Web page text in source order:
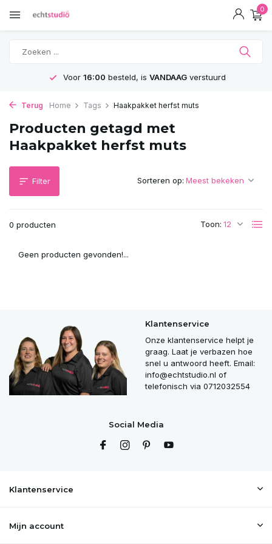
0
Voor 16:00 besteld, is VANDAAGverstuurd
Terug Home Tags Haakpakket herfst muts
Producten getagd met
Haakpakket herfst muts
Filter
0 producten Toon:
Sorteren op:
Geen producten gevonden!...
Klantenservice
Onze klantenservice helpt je
graag. Laat je verbazen hoe
snel u antwoord heeft. Email:
info@echtstudio.nl of
telefonisch via 0712032554
Social Media
Klantenservice
Mijn account